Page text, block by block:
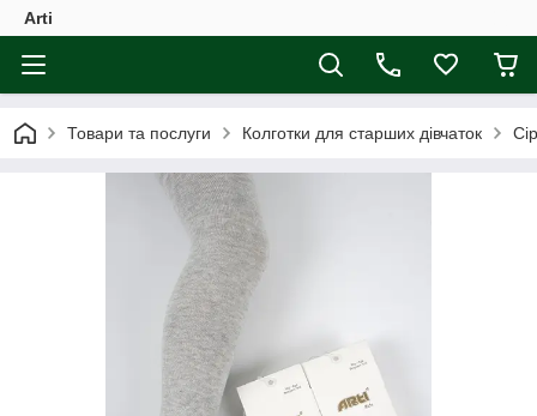
Arti
Товари та послуги Колготки для старших дівчаток